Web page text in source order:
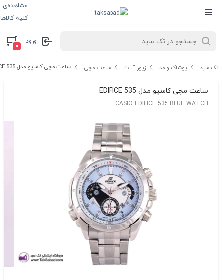
مشاهده‌ی
کلیه کالاها
ورود
۰
تک سبد پوشاک و مد زیور آلات ساعت مچی ساعت مچی کاسیو مدل EDIFICE 535
ساعت مچی کاسیو مدل EDIFICE 535
CASIO EDIFICE 535 BLUE WATCH